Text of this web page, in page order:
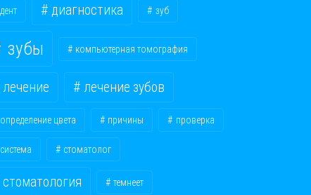
дент диагностика зуб
зубы компьютерная томография
лечение лечение зубов
определение цвета причины проверка
система стоматолог
стоматология темнеет